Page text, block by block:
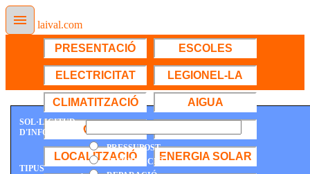
laival.com
PRESENTACIÓ
ESCOLES
ELECTRICITAT LEGIONEL-LA
CLIMATITZACIÓ AIGUA
GAS
LOCALITZACIÓ ENERGIA SOLAR
SOL·LICITUD
D'INFORMACIÓ
TIPUS
PRESSUPOST
INFORMACIÓ